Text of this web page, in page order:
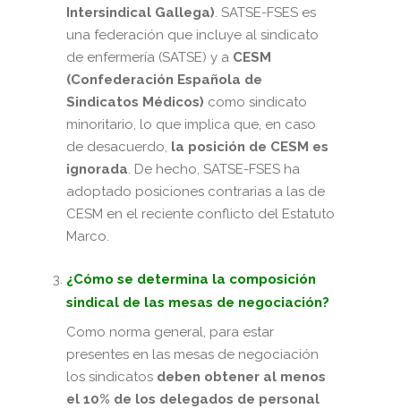
Intersindical Gallega). SATSE-FSES es
una federación que incluye al sindicato
de enfermería (SATSE) y a CESM
(Confederación Española de
Sindicatos Médicos) como sindicato
minoritario, lo que implica que, en caso
de desacuerdo, la posición de CESM es
ignorada. De hecho, SATSE-FSES ha
adoptado posiciones contrarias a las de
CESM en el reciente conflicto del Estatuto
Marco.
¿Cómo se determina la composición
sindical de las mesas de negociación?
Como norma general, para estar
presentes en las mesas de negociación
los sindicatos deben obtener al menos
el 10% de los delegados de personal